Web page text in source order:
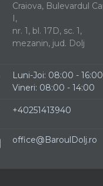
Craiova, Bulevardul
I,
nr. 1, bl. 17D, sc. 1,
mezanin, jud. Dolj
Luni-Joi: 08:00 - 16:00
Vineri: 08:00 - 14:00
+40251413940
office@BaroulDolj.ro